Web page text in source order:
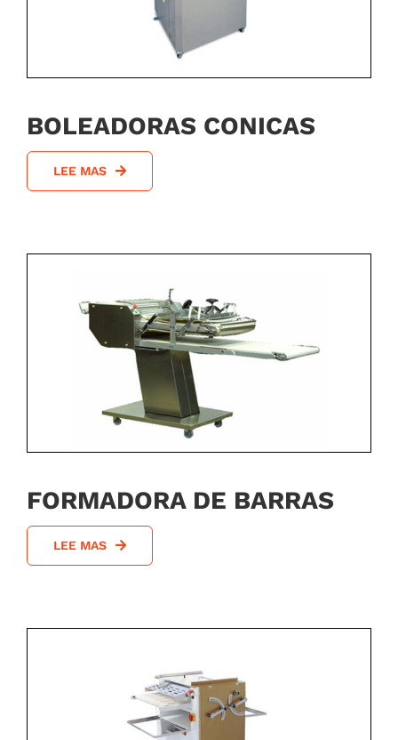
BOLEADORAS CONICAS
LEE MAS
FORMADORA DE BARRAS
LEE MAS